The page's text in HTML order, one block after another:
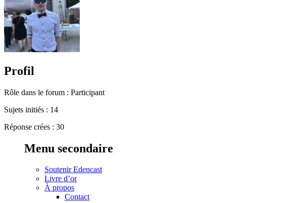
Profil
Rôle dans le forum : Participant
Sujets initiés : 14
Réponse crées : 30
Menu secondaire
Soutenir Edencast
Livre d’or
À propos
Contact